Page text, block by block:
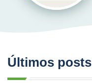
Últimos posts